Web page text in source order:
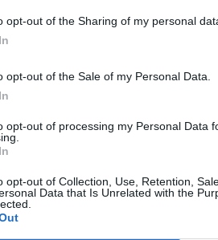
opt-out of the Sharing of my personal
opt-out of the Sale of my Personal Data.
opt-out of processing my Personal Data
opt-out of Collection, Use, Retention,
Data that Is Unrelated with the
–
kasdienybė –
Nyderlanduose apgynė